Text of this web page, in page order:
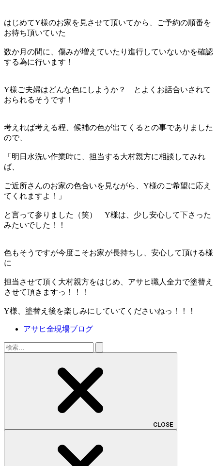
はじめてY様のお家を見させて頂いてから、ご予約の順番を
お待ち頂いていた
数か月の間に、傷みが増えていたり進行していないかを確認
する為に行います！
Y様ご夫婦はどんな色にしようか？ とよくお話合いされて
おられるそうです！
考えれば考える程、候補の色が出てくるとの事でありました
ので、
「明日水洗い作業時に、担当する大村親方に相談してみれ
ば、
ご近所さんのお家の色合いを見ながら、Y様のご希望に応え
てくれますよ！」
と言って参りました（笑） Y様は、少し安心して下さった
みたいでした！！
色もそうですが今度こそお家が長持ちし、安心して頂ける様
に
担当させて頂く大村親方をはじめ、アサヒ職人全力で塗替え
させて頂きますっ！！！
Y様、塗替え後を楽しみにしていてくださいねっ！！！
アサヒ全現場ブログ
検
索:
CLOSE